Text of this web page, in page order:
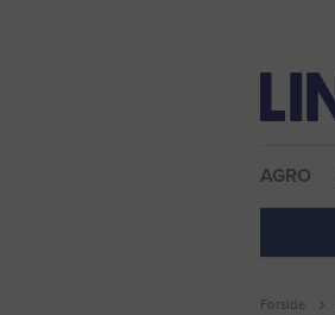
AGRO
Forside